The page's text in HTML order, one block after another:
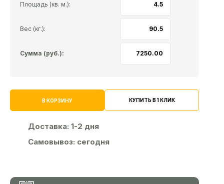
Площадь (кв. м.):
Вес (кг.):
Сумма (руб.):
В КОРЗИНУ КУПИТЬ В 1 КЛИК
Доставка: 1-2 дня
Самовывоз: сегодня